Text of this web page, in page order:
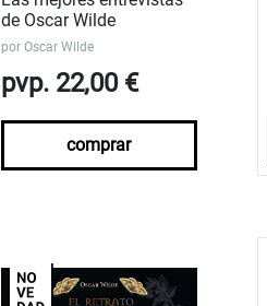
de Oscar Wilde
por Oscar Wilde
pvp. 22,00 €
comprar